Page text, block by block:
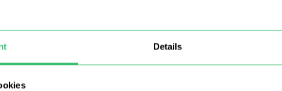
Details
più mesi, è possibile cambiarli periodicamente?
quello per il numero di proxy sono cumulabili?